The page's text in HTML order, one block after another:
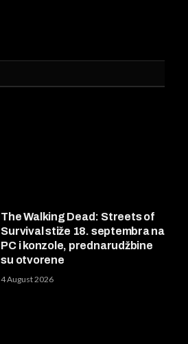
The Walking Dead: Streets of
Survival stiže 18. septembra na
PC i konzole, prednarudžbine
su otvorene
4 August 2026